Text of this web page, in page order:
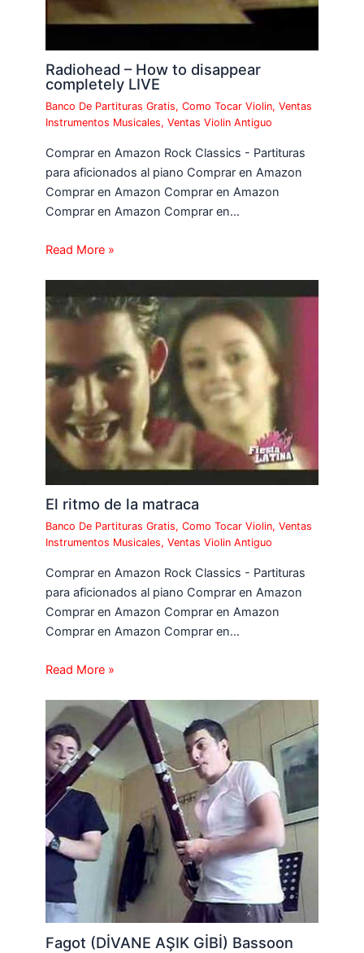
Radiohead – How to disappear
completely LIVE
Banco De Partituras Gratis,Como Tocar Violin,Ventas
Instrumentos Musicales,Ventas Violin Antiguo
Comprar en Amazon Rock Classics - Partituras
para aficionados al piano Comprar en Amazon
Comprar en Amazon Comprar en Amazon
Comprar en Amazon Comprar en…
Read More »
El ritmo de la matraca
Banco De Partituras Gratis,Como Tocar Violin,Ventas
Instrumentos Musicales,Ventas Violin Antiguo
Comprar en Amazon Rock Classics - Partituras
para aficionados al piano Comprar en Amazon
Comprar en Amazon Comprar en Amazon
Comprar en Amazon Comprar en…
Read More »
Fagot (DİVANE AŞIK GİBİ) Bassoon